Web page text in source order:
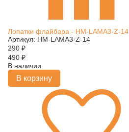
Лопатки флайбара - HM-LAMA3-Z-14
Артикул: HM-LAMA3-Z-14
290 ₽
490 ₽
В наличии
В корзину